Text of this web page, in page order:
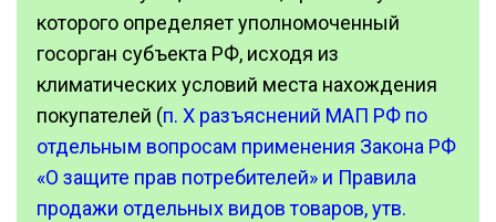
которого определяет уполномоченный
госорган субъекта РФ, исходя из
климатических условий места нахождения
покупателей (п. X разъяснений МАП РФ по
отдельным вопросам применения Закона РФ
«О защите прав потребителей» и Правила
продажи отдельных видов товаров, утв.